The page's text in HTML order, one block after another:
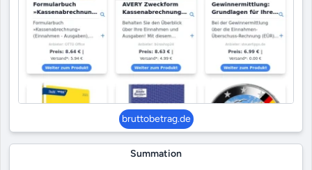
bruttobetrag.de
Summation